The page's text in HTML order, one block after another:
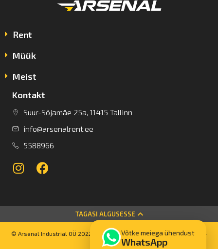
Võtke meiega ühendust
WhatsApp
Rent
Müük
Meist
Kontakt
Suur-Sõjamäe 25a, 11415 Tallinn
info@arsenalrent.ee
5588966
TAGASI ALGUSESSE
© Arsenal Industrial OÜ 2022 Kõik autoriõigused kaitstud. Powered by –
Bettrweb